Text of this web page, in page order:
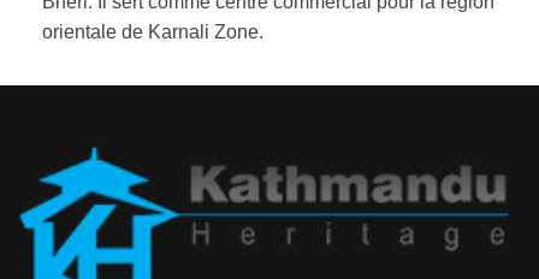
orientale de Karnali Zone.